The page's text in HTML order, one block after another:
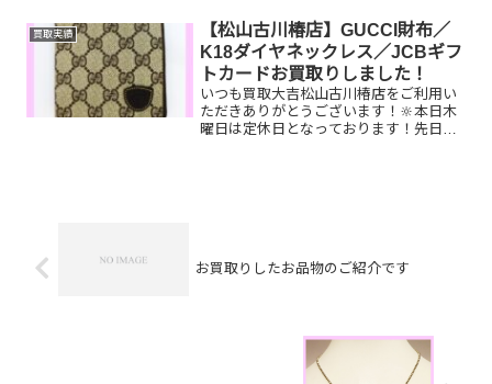
物はございませんか？そのお品物ぜひ！
買取大吉松山古川椿店...
買取実績
【松山古川椿店】GUCCI財布／
K18ダイヤネックレス／JCBギフ
トカードお買取りしました！
いつも買取大吉松山古川椿店をご利用い
ただきありがとうございます！🔆本日木
曜日は定休日となっております！先日お
お買取りしたお品物のご紹介です